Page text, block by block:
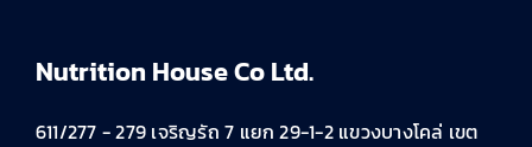
Nutrition House Co Ltd.
611/277 - 279 เจริญรัถ 7 แยก 29-1-2 แขวงบางโคล่ เขต